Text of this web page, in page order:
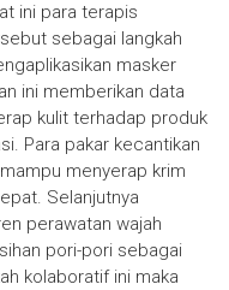
ini para terapis
sebagai langkah
masker
ini memberikan data
kulit terhadap produk
Para pakar kecantikan
menyerap krim
Selanjutnya
perawatan wajah
pori-pori sebagai
kolaboratif ini maka